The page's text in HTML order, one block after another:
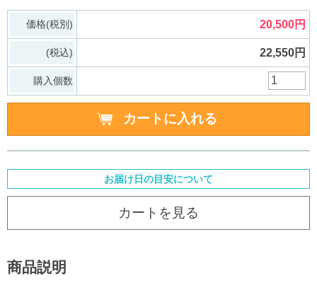
価格(税別) 20,500円
(税込) 22,550円
購入個数
お届け日の目安について
カートを見る
商品説明